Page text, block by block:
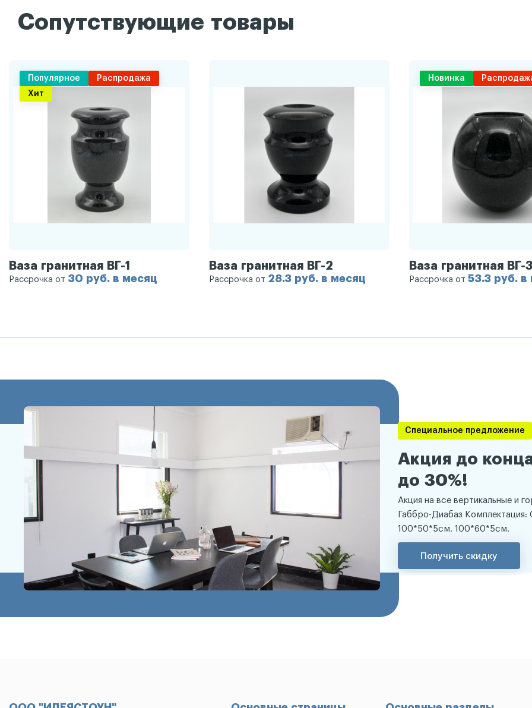
Сопутствующие товары
Популярное
Распродажа
Хит
Ваза гранитная ВГ-1
Рассрочка от 30 руб. в месяц
Ваза гранитная ВГ-2
Рассрочка от 28.3 руб. в месяц
Новинка
Ваза гранитная ВГ-3
Рассрочка от 53.3 руб. в
Специальное предложение
Акция до
до 30%!
Акция на все вертикальные и
Габбро-Диабаз
100*50*5см. 100*60*5см.
Получить скидку